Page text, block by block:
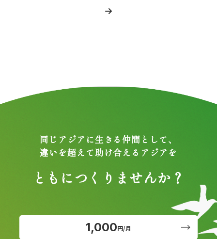
同じアジアに生きる仲間として、
違いを超えて助け合えるアジアを
ともにつくりませんか？
1,000円/月